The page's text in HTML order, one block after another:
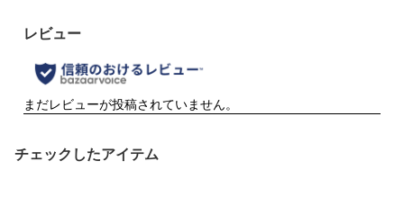
チェックしたアイテム